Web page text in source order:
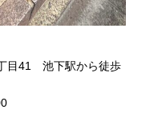
目41 池下駅から徒歩